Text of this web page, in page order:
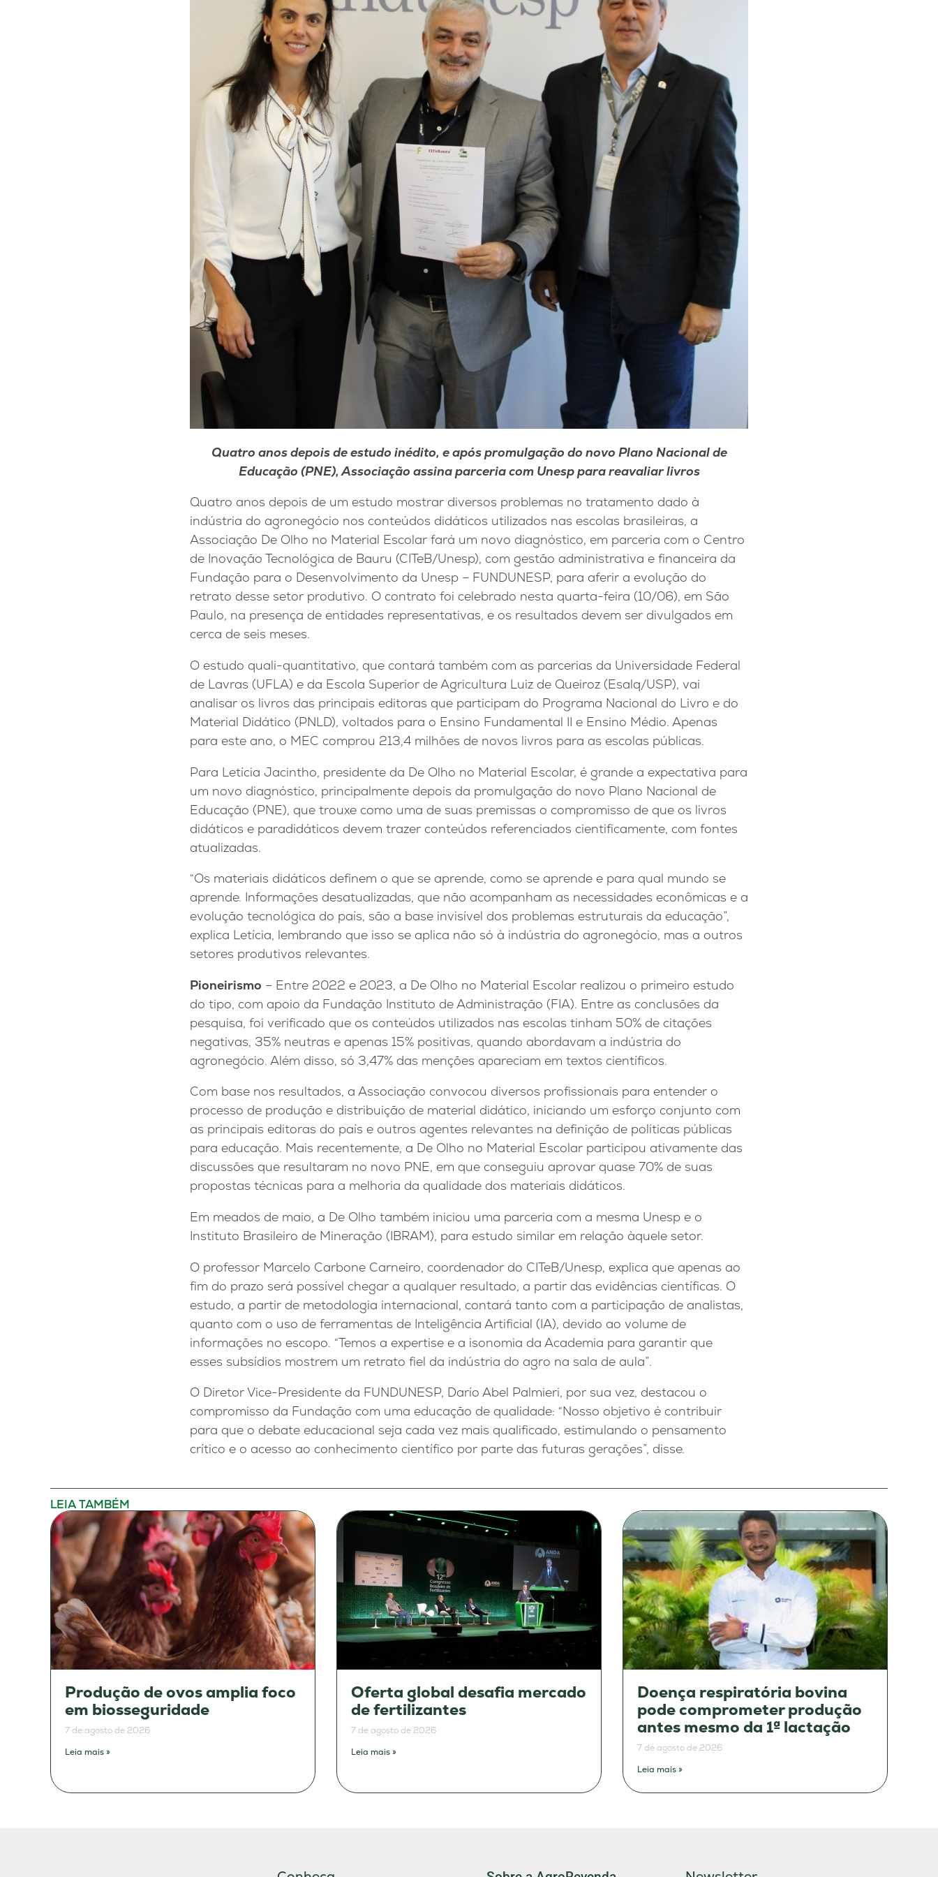
Quatro anos depois de estudo inédito, e após promulgação do novo Plano Nacional de
Educação (PNE), Associação assina parceria com Unesp para reavaliar livros
Quatro anos depois de um estudo mostrar diversos problemas no tratamento dado à
indústria do agronegócio nos conteúdos didáticos utilizados nas escolas brasileiras, a
Associação De Olho no Material Escolar fará um novo diagnóstico, em parceria com o Centro
de Inovação Tecnológica de Bauru (CITeB/Unesp), com gestão administrativa e financeira da
Fundação para o Desenvolvimento da Unesp – FUNDUNESP, para aferir a evolução do
retrato desse setor produtivo. O contrato foi celebrado nesta quarta-feira (10/06), em São
Paulo, na presença de entidades representativas, e os resultados devem ser divulgados em
cerca de seis meses.
O estudo quali-quantitativo, que contará também com as parcerias da Universidade Federal
de Lavras (UFLA) e da Escola Superior de Agricultura Luiz de Queiroz (Esalq/USP), vai
analisar os livros das principais editoras que participam do Programa Nacional do Livro e do
Material Didático (PNLD), voltados para o Ensino Fundamental II e Ensino Médio. Apenas
para este ano, o MEC comprou 213,4 milhões de novos livros para as escolas públicas.
Para Letícia Jacintho, presidente da De Olho no Material Escolar, é grande a expectativa para
um novo diagnóstico, principalmente depois da promulgação do novo Plano Nacional de
Educação (PNE), que trouxe como uma de suas premissas o compromisso de que os livros
didáticos e paradidáticos devem trazer conteúdos referenciados cientificamente, com fontes
atualizadas.
“Os materiais didáticos definem o que se aprende, como se aprende e para qual mundo se
aprende. Informações desatualizadas, que não acompanham as necessidades econômicas e a
evolução tecnológica do país, são a base invisível dos problemas estruturais da educação”,
explica Letícia, lembrando que isso se aplica não só à indústria do agronegócio, mas a outros
setores produtivos relevantes.
Pioneirismo – Entre 2022 e 2023, a De Olho no Material Escolar realizou o primeiro estudo
do tipo, com apoio da Fundação Instituto de Administração (FIA). Entre as conclusões da
pesquisa, foi verificado que os conteúdos utilizados nas escolas tinham 50% de citações
negativas, 35% neutras e apenas 15% positivas, quando abordavam a indústria do
agronegócio. Além disso, só 3,47% das menções apareciam em textos científicos.
Com base nos resultados, a Associação convocou diversos profissionais para entender o
processo de produção e distribuição de material didático, iniciando um esforço conjunto com
as principais editoras do país e outros agentes relevantes na definição de políticas públicas
para educação. Mais recentemente, a De Olho no Material Escolar participou ativamente das
discussões que resultaram no novo PNE, em que conseguiu aprovar quase 70% de suas
propostas técnicas para a melhoria da qualidade dos materiais didáticos.
Em meados de maio, a De Olho também iniciou uma parceria com a mesma Unesp e o
Instituto Brasileiro de Mineração (IBRAM), para estudo similar em relação àquele setor.
O professor Marcelo Carbone Carneiro, coordenador do CITeB/Unesp, explica que apenas ao
fim do prazo será possível chegar a qualquer resultado, a partir das evidências científicas. O
estudo, a partir de metodologia internacional, contará tanto com a participação de analistas,
quanto com o uso de ferramentas de Inteligência Artificial (IA), devido ao volume de
informações no escopo. “Temos a expertise e a isonomia da Academia para garantir que
esses subsídios mostrem um retrato fiel da indústria do agro na sala de aula”.
O Diretor Vice-Presidente da FUNDUNESP, Darío Abel Palmieri, por sua vez, destacou o
compromisso da Fundação com uma educação de qualidade: “Nosso objetivo é contribuir
para que o debate educacional seja cada vez mais qualificado, estimulando o pensamento
crítico e o acesso ao conhecimento científico por parte das futuras gerações”, disse.
LEIA TAMBÉM
Produção de ovos amplia foco
em biosseguridade
7 de agosto de 2026
Leia mais »
Oferta global desafia mercado
de fertilizantes
7 de agosto de 2026
Leia mais »
Doença respiratória bovina
pode comprometer produção
antes mesmo da 1ª lactação
7 de agosto de 2026
Leia mais »